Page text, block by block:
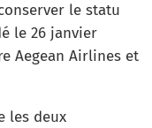
le statu
le 26 janvier
Aegean Airlines et
les deux